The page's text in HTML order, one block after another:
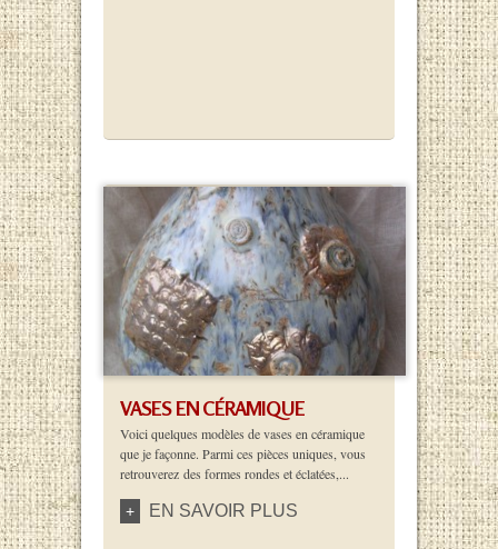
VASES EN CÉRAMIQUE
Voici quelques modèles de vases en céramique
que je façonne. Parmi ces pièces uniques, vous
retrouverez des formes rondes et éclatées,...
+ EN SAVOIR PLUS